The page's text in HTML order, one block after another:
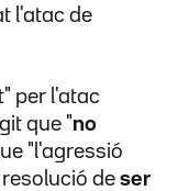
l'atac de
per l'atac
que "no
"l'agressió
de ser